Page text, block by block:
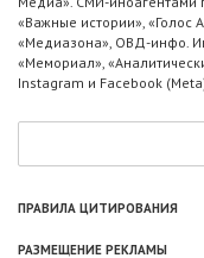
«Важные истории», «Голос
«Медиазона», ОВД-инфо.
«Мемориал»,
Instagram и Facebook
ПРАВИЛА ЦИТИРОВАНИЯ
РАЗМЕЩЕНИЕ РЕКЛАМЫ